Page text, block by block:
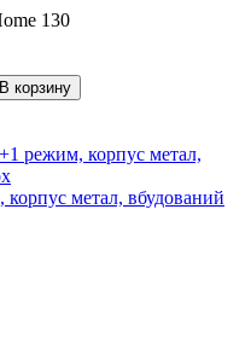
130
В корзину
метал, вбудований